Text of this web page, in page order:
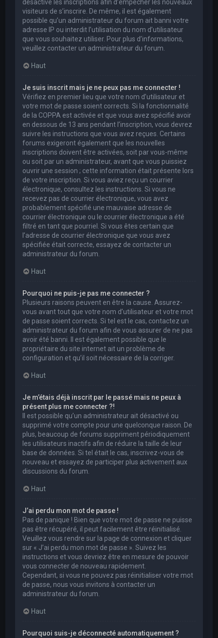
désactivé les inscriptions afin d’empêcher les nouveaux
visiteurs de s’inscrire. De même, il est également
possible qu’un administrateur du forum ait banni votre
adresse IP ou interdit l’utilisation du nom d’utilisateur
que vous souhaitez utiliser. Pour plus d’informations,
veuillez contacter un administrateur du forum.
Haut
Je suis inscrit mais je ne peux pas me connecter !
Vérifiez en premier lieu que votre nom d’utilisateur et
votre mot de passe soient corrects. Si la fonctionnalité
de la COPPA est activée et que vous avez spécifié avoir
en dessous de 13 ans pendant l’inscription, vous devrez
suivre les instructions que vous avez reçues. Certains
forums exigeront également que les nouvelles
inscriptions doivent être activées, soit par vous-même
ou soit par un administrateur, avant que vous puissiez
ouvrir une session ; cette information était présente lors
de votre inscription. Si vous aviez reçu un courrier
électronique, consultez les instructions. Si vous ne
recevez pas de courrier électronique, vous avez
probablement spécifié une mauvaise adresse de
courrier électronique ou le courrier électronique a été
filtré en tant que pourriel. Si vous êtes certain que
l’adresse de courrier électronique que vous avez
spécifiée était correcte, essayez de contacter un
administrateur du forum.
Haut
Pourquoi ne puis-je pas me connecter ?
Plusieurs raisons peuvent en être la cause. Assurez-
vous avant tout que votre nom d’utilisateur et votre mot
de passe soient corrects. Si tel est le cas, contactez un
administrateur du forum afin de vous assurer de ne pas
avoir été banni. Il est également possible que le
propriétaire du site internet ait un problème de
configuration et qu’il soit nécessaire de la corriger.
Haut
Je m’étais déjà inscrit par le passé mais ne peux à
présent plus me connecter ?!
Il est possible qu’un administrateur ait désactivé ou
supprimé votre compte pour une quelconque raison. De
plus, beaucoup de forums suppriment périodiquement
les utilisateurs inactifs afin de réduire la taille de leur
base de données. Si tel était le cas, inscrivez-vous de
nouveau et essayez de participer plus activement aux
discussions du forum.
Haut
J’ai perdu mon mot de passe !
Pas de panique ! Bien que votre mot de passe ne puisse
pas être récupéré, il peut facilement être réinitialisé.
Veuillez vous rendre sur la page de connexion et cliquer
sur « J’ai perdu mon mot de passe ». Suivez les
instructions et vous devriez être en mesure de pouvoir
vous connecter de nouveau rapidement.
Cependant, si vous ne pouvez pas réinitialiser votre mot
de passe, nous vous invitons à contacter un
administrateur du forum.
Haut
Pourquoi suis-je déconnecté automatiquement ?